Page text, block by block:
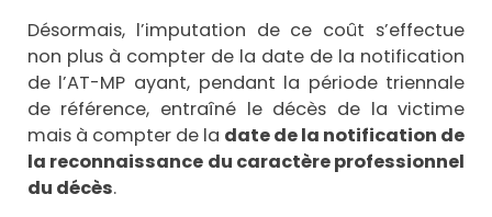
Désormais, l’imputation de ce coût s’effectue
non plus à compter de la date de la notification
de l’AT-MP ayant, pendant la période triennale
de référence, entraîné le décès de la victime
mais à compter de la date de la notification de
la reconnaissance du caractère professionnel
du décès.